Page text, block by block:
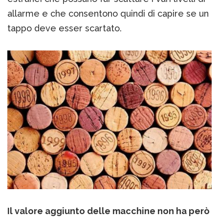
allarme e che consentono quindi di capire se un
tappo deve esser scartato.
Il valore aggiunto delle macchine non ha però